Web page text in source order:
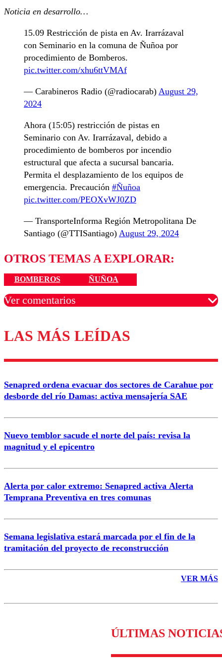
Noticia en desarrollo…
15.09 Restricción de pista en Av. Irarrázaval
con Seminario en la comuna de Ñuñoa por
procedimiento de Bomberos.
pic.twitter.com/xhu6ttVMAf
— Carabineros Radio (@radiocarab) August 29,
2024
Ahora (15:05) restricción de pistas en
Seminario con Av. Irarrázaval, debido a
procedimiento de bomberos por incendio
estructural que afecta a sucursal bancaria.
Permita el desplazamiento de los equipos de
emergencia. Precaución #Ñuñoa
pic.twitter.com/PEOXvWJ0ZD
— TransporteInforma Región Metropolitana De
Santiago (@TTISantiago) August 29, 2024
OTROS TEMAS A EXPLORAR:
BOMBEROS ÑUÑOA
Ver comentarios
Los comentarios son moderados para garantizar un
diálogo respetuoso.
Nombre
Correo
LAS MÁS LEÍDAS
Senapred ordena evacuar dos sectores de Carahue por
desborde del río Damas: activa mensajería SAE
Nuevo temblor sacude el norte del país: revisa la
magnitud y el epicentro
Alerta por calor extremo: Senapred activa Alerta
Temprana Preventiva en tres comunas
Semana legislativa estará marcada por el fin de la
tramitación del proyecto de reconstrucción
VER MÁS
ÚLTIMAS